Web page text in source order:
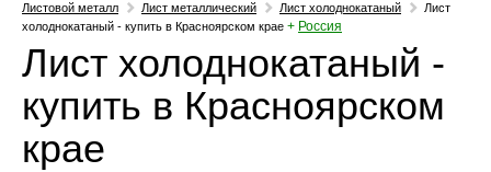
Листовой металл
Лист металлический Лист холоднокатаный
Лист
холоднокатаный - купить в Красноярском крае + Россия
Лист холоднокатаный -
купить в Красноярском
крае